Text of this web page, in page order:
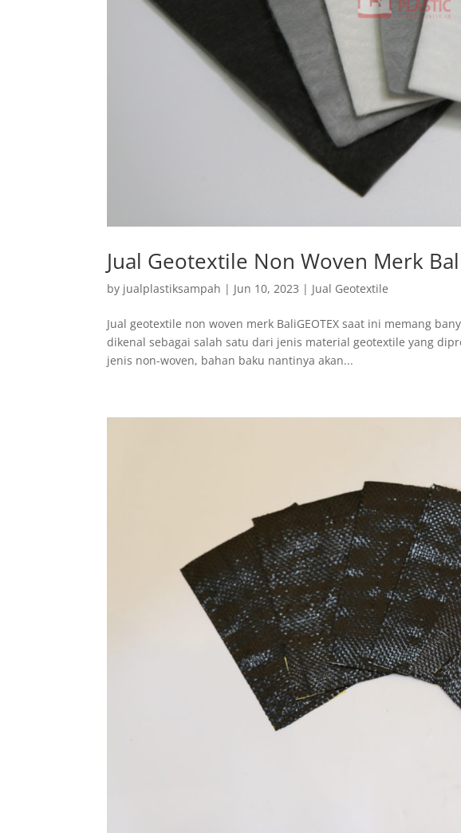
Jual Geotextile Non Woven Merk
by jualplastiksampah | Jun 10, 2023 | Jual Geotextile
Jual geotextile non woven merk BaliGEOTEX saat ini memang
dikenal sebagai salah satu dari jenis material geotextile yang
jenis non-woven, bahan baku nantinya akan...